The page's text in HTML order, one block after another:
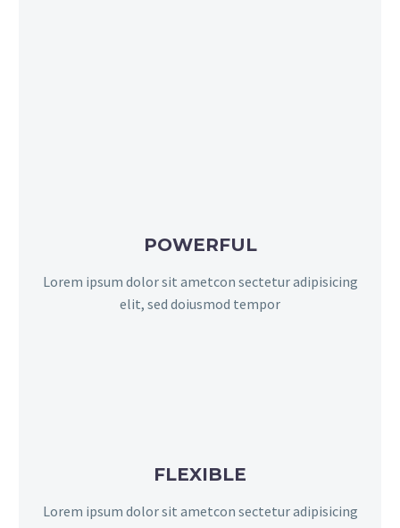
POWERFUL
Lorem ipsum dolor sit ametcon sectetur adipisicing
elit, sed doiusmod tempor
FLEXIBLE
Lorem ipsum dolor sit ametcon sectetur adipisicing